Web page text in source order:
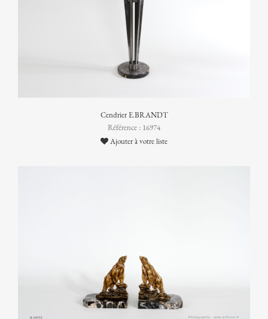
Cendrier E.BRANDT
Référence : 16974
Ajouter à votre liste